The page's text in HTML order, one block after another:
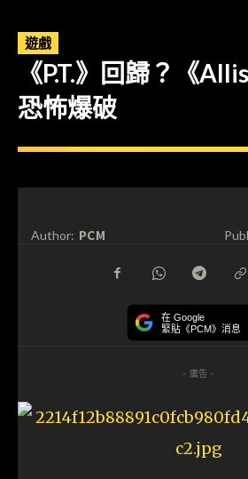
遊戲
《P.T.》回歸？《
恐怖爆破
Author: PCM
在 Google
緊貼《PCM》消息
- 廣告 -